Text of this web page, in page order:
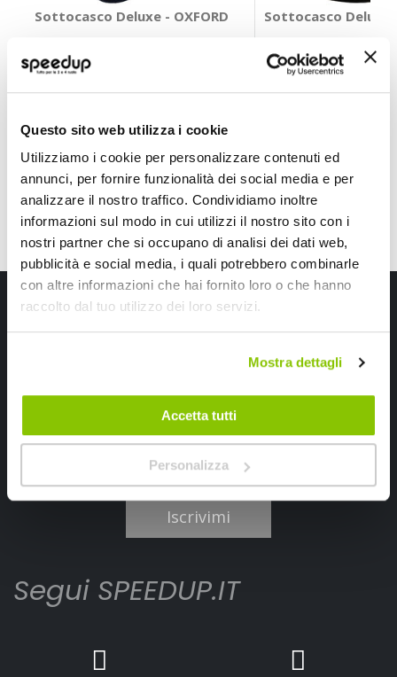
Questo sito web utilizza i cookie
Utilizziamo i cookie per personalizzare contenuti ed
annunci, per fornire funzionalità dei social media e per
analizzare il nostro traffico. Condividiamo inoltre
informazioni sul modo in cui utilizzi il nostro sito con i
nostri partner che si occupano di analisi dei dati web,
pubblicità e social media, i quali potrebbero combinarle
con altre informazioni che hai fornito loro o che hanno
raccolto dal tuo utilizzo dei loro servizi.
Mostra dettagli
Accetta tutti
Personalizza
Sottocasco Deluxe - OXFORD
Seta Nero
29,70 €
Sottocasco Deluxe
OXFORD
Merino Nero
24,75 €
Iscriviti alla newsletter Speedup
Iscrivimi
Segui SPEEDUP.IT